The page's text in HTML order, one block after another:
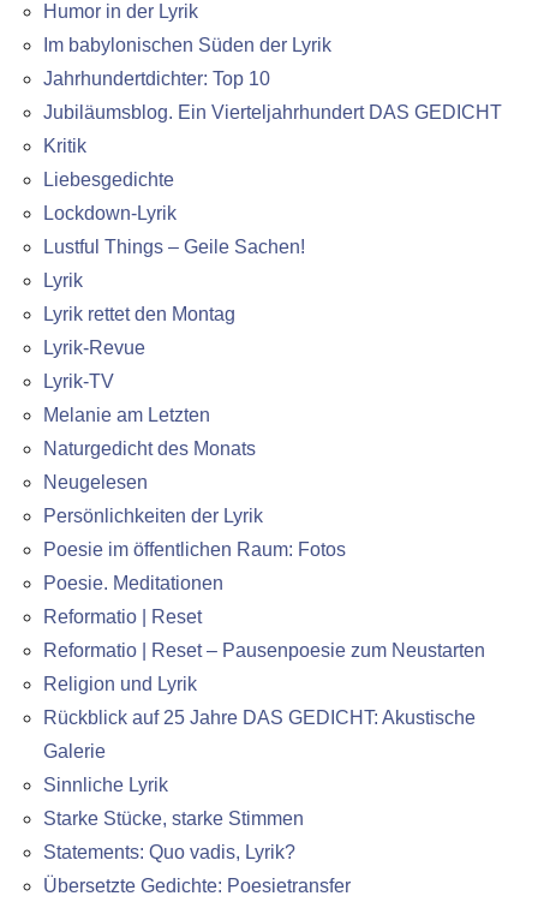
Humor in der Lyrik
Im babylonischen Süden der Lyrik
Jahrhundertdichter: Top 10
Jubiläumsblog. Ein Vierteljahrhundert DAS GEDICHT
Kritik
Liebesgedichte
Lockdown-Lyrik
Lustful Things – Geile Sachen!
Lyrik
Lyrik rettet den Montag
Lyrik-Revue
Lyrik-TV
Melanie am Letzten
Naturgedicht des Monats
Neugelesen
Persönlichkeiten der Lyrik
Poesie im öffentlichen Raum: Fotos
Poesie. Meditationen
Reformatio | Reset
Reformatio | Reset – Pausenpoesie zum Neustarten
Religion und Lyrik
Rückblick auf 25 Jahre DAS GEDICHT: Akustische
Galerie
Sinnliche Lyrik
Starke Stücke, starke Stimmen
Statements: Quo vadis, Lyrik?
Übersetzte Gedichte: Poesietransfer